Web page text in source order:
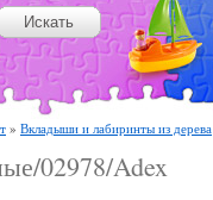
» Вкладыши и лабиринты из дерева
02978/Adex